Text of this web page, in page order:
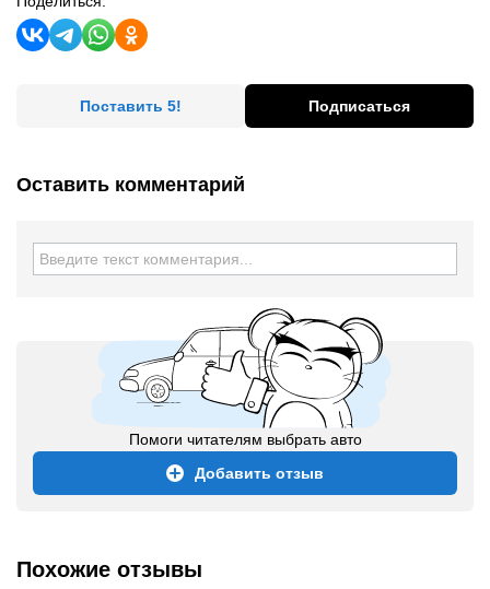
Поставить 5! Подписаться
Оставить комментарий
Помоги читателям выбрать авто
Добавить отзыв
Похожие отзывы